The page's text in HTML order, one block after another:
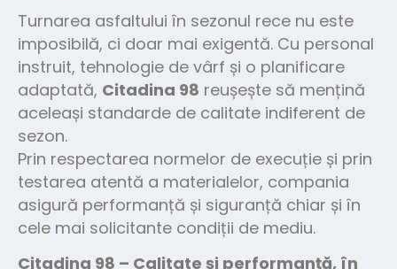
Turnarea asfaltului în sezonul rece nu este
imposibilă, ci doar mai exigentă. Cu personal
instruit, tehnologie de vârf și o planificare
adaptată, Citadina 98 reușește să mențină
aceleași standarde de calitate indiferent de
sezon.
Prin respectarea normelor de execuție și prin
testarea atentă a materialelor, compania
asigură performanță și siguranță chiar și în
cele mai solicitante condiții de mediu.
Citadina 98 – Calitate și performanță, în